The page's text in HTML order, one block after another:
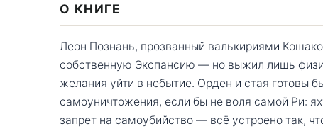
О КНИГЕ
Леон Познань, прозванный валькириями
собственную Экспансию — но выжил лишь
желания уйти в небытие. Орден и стая готовы
самоуничтожения, если бы не воля самой Ри:
запрет на самоубийство — всё устроено так,